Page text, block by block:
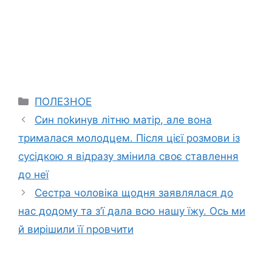
Categories
ПОЛЕЗНОЕ
Син поkинув літню матір, але вона
трималася молодцем. Після цієї розмови із
сусідкою я відразу змінила своє ставлення
до неї
Сестра чоловіка щодня заявлялася до
нас додому та з’ї дала всю нашу їжу. Ось ми
й вирішили її nровчити